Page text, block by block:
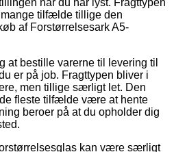
tilfælde tillige den
af Forstørrelsesark A5-
at bestille varerne til levering til
er på job. Fragttypen bliver i
men tillige særligt let. Den
fleste tilfælde være at hente
beroer på at du opholder dig
kan være særligt